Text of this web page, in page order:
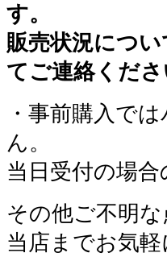
す。
販売状況につ
てご連絡くださ
・事前購入で
ん。
当日受付の場
その他ご不明
当店までお気